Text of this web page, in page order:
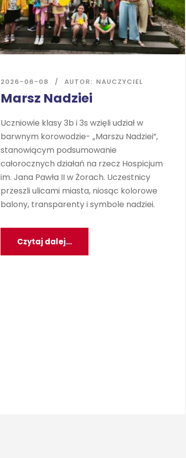
2026-06-08 AUTOR: NAUCZYCIEL
Marsz Nadziei
Uczniowie klasy 3b i 3s wzięli udział w
barwnym korowodzie- „Marszu Nadziei”,
stanowiącym podsumowanie
całorocznych działań na rzecz Hospicjum
im. Jana Pawła II w Żorach. Uczestnicy
przeszli ulicami miasta, niosąc kolorowe
balony, transparenty i symbole nadziei.
Czytaj dalej...